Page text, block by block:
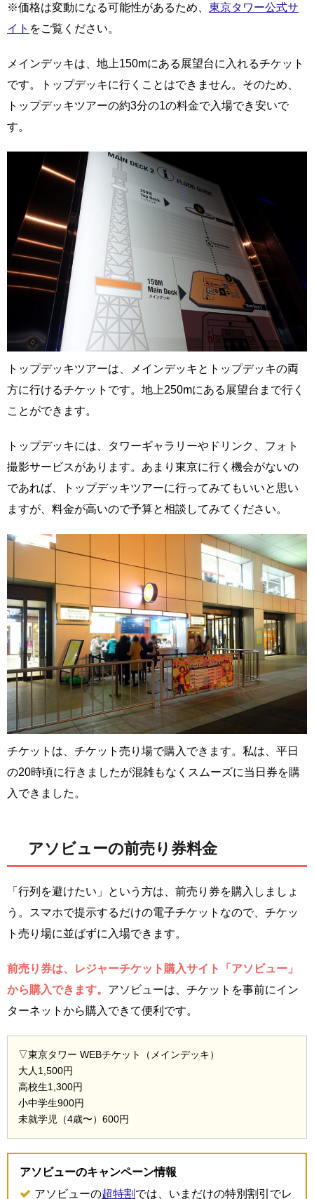
※価格は変動になる可能性があるため、 東京タワー公式サ
イト をご覧ください。
メインデッキは、地上150mにある展望台に入れるチケット
です。トップデッキに行くことはできません。そのため、
トップデッキツアーの約3分の1の料金で入場でき安いで
す。
トップデッキツアーは、メインデッキとトップデッキの両
方に行けるチケットです。地上250mにある展望台まで行く
ことができます。
トップデッキには、タワーギャラリーやドリンク、フォト
撮影サービスがあります。あまり東京に行く機会がないの
であれば、トップデッキツアーに行ってみてもいいと思い
ますが、料金が高いので予算と相談してみてください。
チケットは、チケット売り場で購入できます。私は、平日
の20時頃に行きましたが混雑もなくスムーズに当日券を購
入できました。
アソビューの前売り券料金
「行列を避けたい」という方は、前売り券を購入しましょ
う。スマホで提示するだけの電子チケットなので、チケッ
ト売り場に並ばずに入場できます。
前売り券は、レジャーチケット購入サイト「アソビュー」
から購入できます。 アソビューは、チケットを事前にイン
ターネットから購入できて便利です。
▽東京タワー WEBチケット（メインデッキ）
大人1,500円
高校生1,300円
小中学生900円
未就学児（4歳〜）600円
アソビューのキャンペーン情報
アソビューの超特割 では、いまだけの特別割引でレ